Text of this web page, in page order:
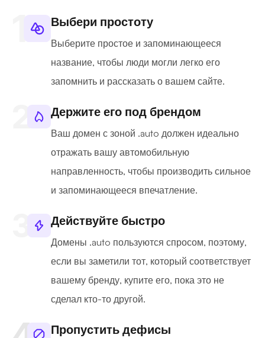
Выбери простоту
Выберите простое и запоминающееся
название, чтобы люди могли легко его
запомнить и рассказать о вашем сайте.
Держите его под брендом
Ваш домен с зоной .auto должен идеально
отражать вашу автомобильную
направленность, чтобы производить сильное
и запоминающееся впечатление.
Действуйте быстро
Домены .auto пользуются спросом, поэтому,
если вы заметили тот, который соответствует
вашему бренду, купите его, пока это не
сделал кто-то другой.
Пропустить дефисы